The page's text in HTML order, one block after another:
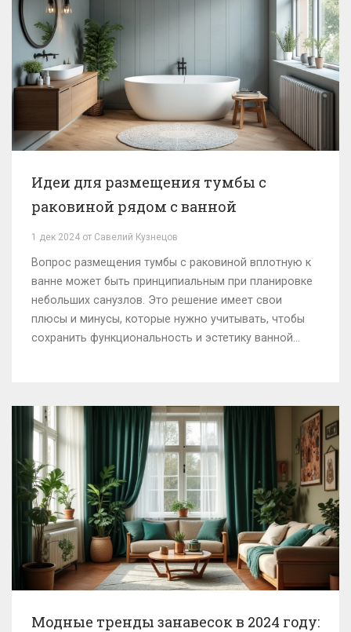
Идеи для размещения тумбы с
раковиной рядом с ванной
1 дек 2024 от Савелий Кузнецов
Вопрос размещения тумбы с раковиной вплотную к
ванне может быть принципиальным при планировке
небольших санузлов. Это решение имеет свои
плюсы и минусы, которые нужно учитывать, чтобы
сохранить функциональность и эстетику ванной
подходящей мебели. Основной целью является
облик гармоничного пространства без ущерба для
удобства. Здесь вы найдёте практические
рекомендации, которые помогут принять
правильное решение для вашего интерьера.
Модные тренды занавесок в 2024 году: